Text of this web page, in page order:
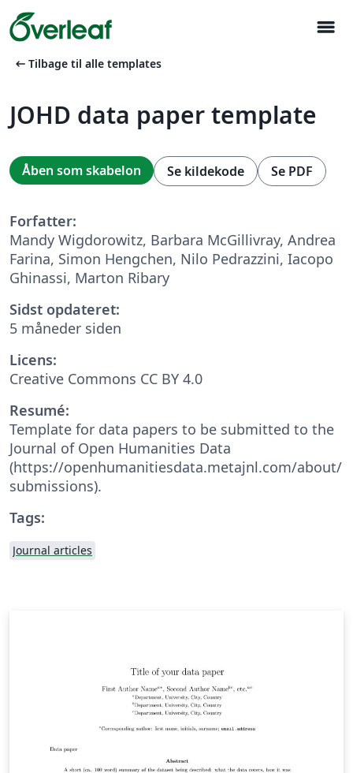
menu
arrow_left_alt Tilbage til alle templates
JOHD data paper template
Åben som skabelon Se kildekode Se PDF
Forfatter:
Mandy Wigdorowitz, Barbara McGillivray, Andrea
Farina, Simon Hengchen, Nilo Pedrazzini, Iacopo
Ghinassi, Marton Ribary
Sidst opdateret:
5 måneder siden
Licens:
Creative Commons CC BY 4.0
Resumé:
Template for data papers to be submitted to the
Journal of Open Humanities Data
(https://openhumanitiesdata.metajnl.com/about/
submissions).
Tags:
Journal articles